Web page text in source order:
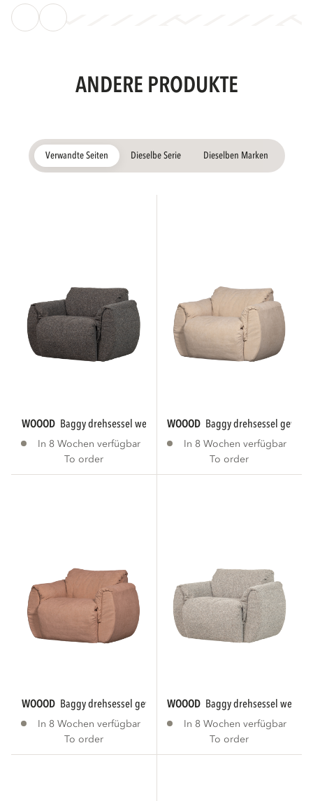
ANDERE PRODUKTE
Verwandte Seiten Dieselbe Serie Dieselben Marken
WOOOD baggy drehsessel webstoff warmes grau...
In 8 Wochen verfügbar
To order
WOOOD baggy drehsessel
In 8 Wochen verfügbar
To order
WOOOD baggy drehsessel gewebte chenille...
In 8 Wochen verfügbar
To order
WOOOD baggy drehsessel
In 8 Wochen verfügbar
To order